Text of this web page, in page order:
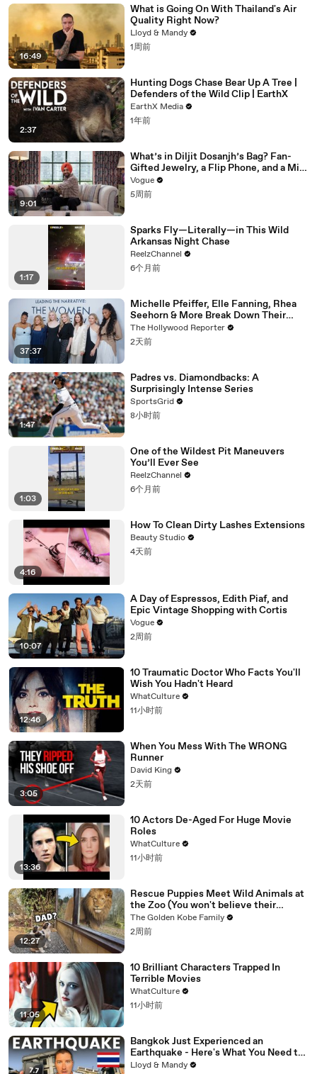
04:14
我爱你
16:49
What is Going On With Thailand's Air
Quality Right Now?
Lloyd & Mandy
1周前
2:37
Hunting Dogs Chase Bear Up A Tree |
Defenders of the Wild Clip | EarthX
EarthX Media
1年前
9:01
What’s in Diljit Dosanjh’s Bag? Fan-
Gifted Jewelry, a Flip Phone, and a Milk
Frother
Vogue
5周前
1:17
Sparks Fly—Literally—in This Wild
Arkansas Night Chase
ReelzChannel
6个月前
37:37
Michelle Pfeiffer, Elle Fanning, Rhea
Seehorn & More Break Down Their
Emmy-Nominated Performances |
THR Video
The Hollywood Reporter
2天前
1:47
Padres vs. Diamondbacks: A
Surprisingly Intense Series
SportsGrid
8小时前
1:03
One of the Wildest Pit Maneuvers
You’ll Ever See
ReelzChannel
6个月前
4:16
How To Clean Dirty Lashes Extensions
Beauty Studio
4天前
10:07
A Day of Espressos, Edith Piaf, and
Epic Vintage Shopping with Cortis
Vogue
2周前
12:46
10 Traumatic Doctor Who Facts You'll
Wish You Hadn't Heard
WhatCulture
11小时前
3:05
When You Mess With The WRONG
Runner
David King
2天前
13:36
10 Actors De-Aged For Huge Movie
Roles
WhatCulture
11小时前
12:27
Rescue Puppies Meet Wild Animals at
the Zoo (You won't believe their
reaction)
The Golden Kobe Family
2周前
11:05
10 Brilliant Characters Trapped In
Terrible Movies
WhatCulture
11小时前
Bangkok Just Experienced an
Earthquake - Here's What You Need to
Know
Lloyd & Mandy